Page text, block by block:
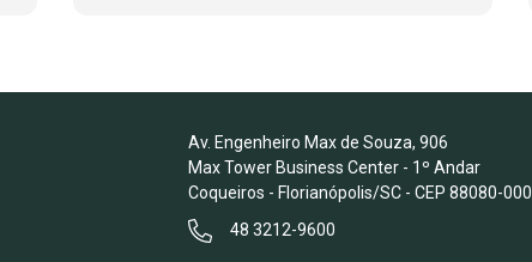
Av. Engenheiro Max de Souza, 906
Max Tower Business Center - 1º Andar
Coqueiros - Florianópolis/SC - CEP 88080-000
48 3212-9600